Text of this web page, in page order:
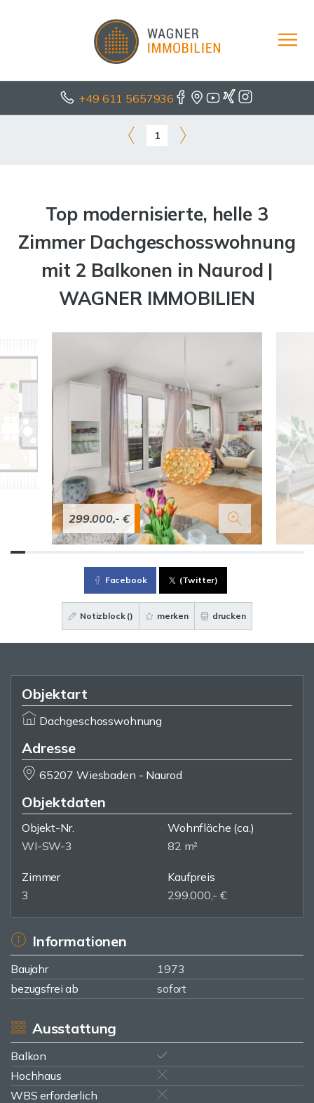
+49 611 5657936
1
Top modernisierte, helle 3
Zimmer Dachgeschosswohnung
mit 2 Balkonen in Naurod |
WAGNER IMMOBILIEN
299.000,- €
Facebook (Twitter)
Notizblock () merken drucken
Objektart
Dachgeschosswohnung
Adresse
65207 Wiesbaden - Naurod
Objektdaten
Objekt-Nr.
WI-SW-3
Wohnfläche (ca.)
82 m²
Zimmer
3
Kaufpreis
299.000,- €
Informationen
Baujahr
1973
bezugsfrei ab
sofort
Ausstattung
Balkon
Hochhaus
WBS erforderlich